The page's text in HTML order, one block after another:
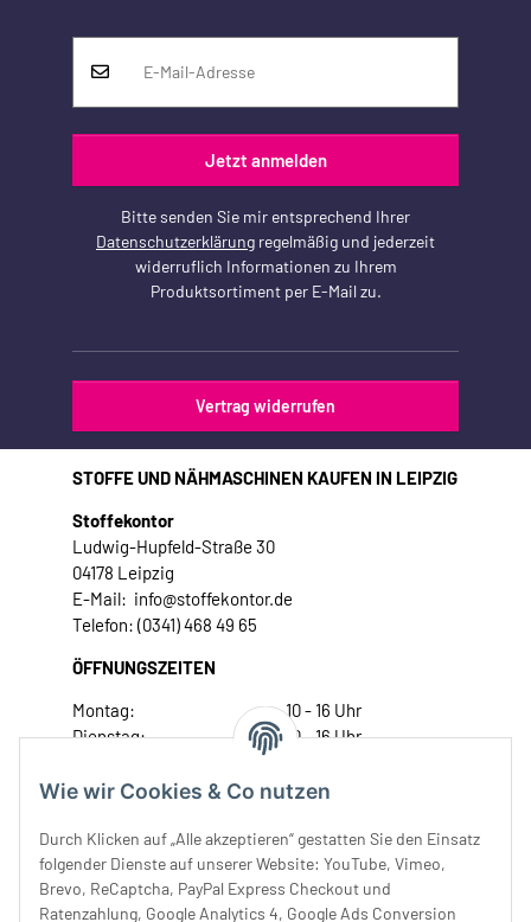
Wie wir Cookies & Co nutzen
Durch Klicken auf „Alle akzeptieren“ gestatten Sie den Einsatz
folgender Dienste auf unserer Website: YouTube, Vimeo,
Brevo, ReCaptcha, PayPal Express Checkout und
Ratenzahlung, Google Analytics 4, Google Ads Conversion
Jetzt anmelden
Bitte senden Sie mir entsprechend Ihrer
Datenschutzerklärung regelmäßig und jederzeit
widerruflich Informationen zu Ihrem
Produktsortiment per E-Mail zu.
Vertrag widerrufen
STOFFE UND NÄHMASCHINEN KAUFEN IN LEIPZIG
Stoffekontor
Ludwig-Hupfeld-Straße 30
04178 Leipzig
E-Mail: info@stoffekontor.de
Telefon: (0341) 468 49 65
ÖFFNUNGSZEITEN
Montag:
10 - 16 Uhr
Dienstag:
10 - 16 Uhr
Donnerstag:
10 - 18 Uhr
Samstag:
10 - 14 Uhr
Unser Service